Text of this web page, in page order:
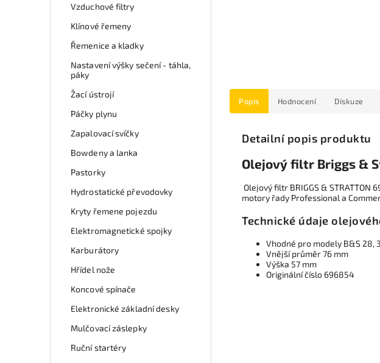
Vzduchové filtry
Klínové řemeny
Řemenice a kladky
Nastavení výšky sečení - táhla,
páky
Žací ústrojí
Páčky plynu
Zapalovací svíčky
Bowdeny a lanka
Pastorky
Hydrostatické převodovky
Kryty řemene pojezdu
Elektromagnetické spojky
Karburátory
Hřídel nože
Koncové spínače
Elektronické základní desky
Mulčovací záslepky
Ruční startéry
Popis Hodnocení Diskuze
Detailní popis produktu
Olejový filtr Briggs &
Olejový filtr BRIGGS & STRATTON
motory řady Professional a
Technické údaje
Vhodné pro modely B&S 28,
Vnější průměr 76 mm
Výška 57 mm
Originální číslo 696854